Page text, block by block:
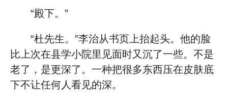
“殿下。”
“杜先生。”李治从书页上抬起头。他的脸
比上次在县学小院里见面时又沉了一些。不是
老了，是更深了。一种把很多东西压在皮肤底
下不让任何人看见的深。